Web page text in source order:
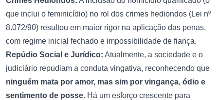
que inclui o feminicídio) no rol dos crimes hediondos (Lei nº
8.072/90) resultou em maior rigor na aplicação das penas,
com regime inicial fechado e impossibilidade de fiança.
Repúdio Social e Jurídico: Atualmente, a sociedade e o
judiciário repudiam a conduta vingativa, reconhecendo que
ninguém mata por amor, mas sim por vingança, ódio e
sentimento de posse. Há um esforço crescente para